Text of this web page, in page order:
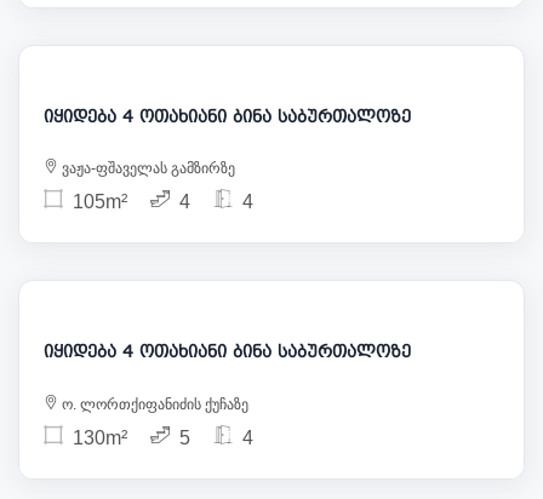
182 000
იყიდება 4 ოთახიანი ბინა საბურთალოზე
ვაჟა-ფშაველას გამზირზე
105m² 4 4
168 000
იყიდება 4 ოთახიანი ბინა საბურთალოზე
ო. ლორთქიფანიძის ქუჩაზე
130m² 5 4